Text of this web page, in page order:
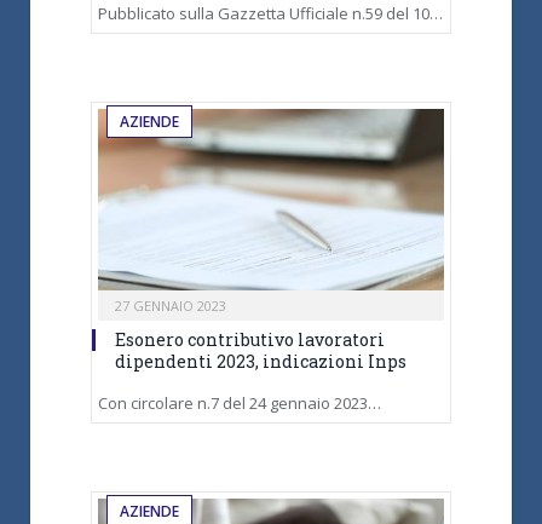
Pubblicato sulla Gazzetta Ufficiale n.59 del 10…
AZIENDE
27 GENNAIO 2023
Esonero contributivo lavoratori
dipendenti 2023, indicazioni Inps
Con circolare n.7 del 24 gennaio 2023…
AZIENDE